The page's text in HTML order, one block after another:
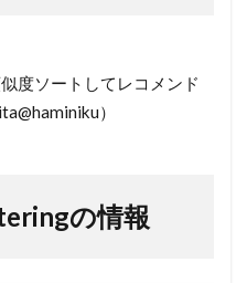
度ソートしてレコメンド
）
の情報